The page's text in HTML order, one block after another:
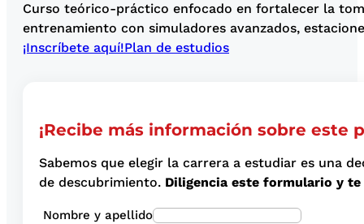
Curso teórico-práctico enfocado en fortalecer la
entrenamiento con simuladores avanzados,
¡Inscríbete aquí!Plan de estudios
¡Recibe más información sobre este
Sabemos que elegir la carrera a estudiar es una
de descubrimiento. Diligencia este formulario y
Nombre y apellido